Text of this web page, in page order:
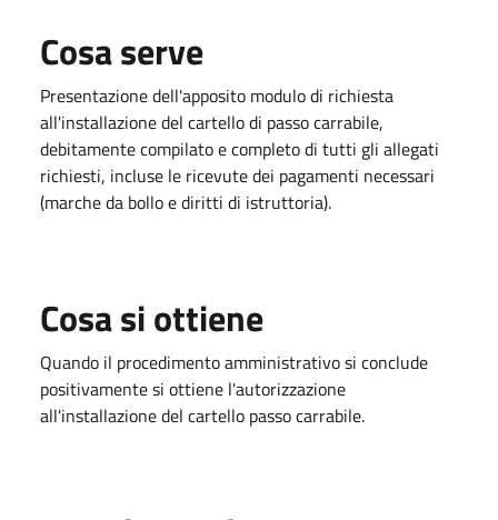
Cosa serve
Presentazione dell'apposito modulo di richiesta
all'installazione del cartello di passo carrabile,
debitamente compilato e completo di tutti gli allegati
richiesti, incluse le ricevute dei pagamenti necessari
(marche da bollo e diritti di istruttoria).
Cosa si ottiene
Quando il procedimento amministrativo si conclude
positivamente si ottiene l'autorizzazione
all'installazione del cartello passo carrabile.